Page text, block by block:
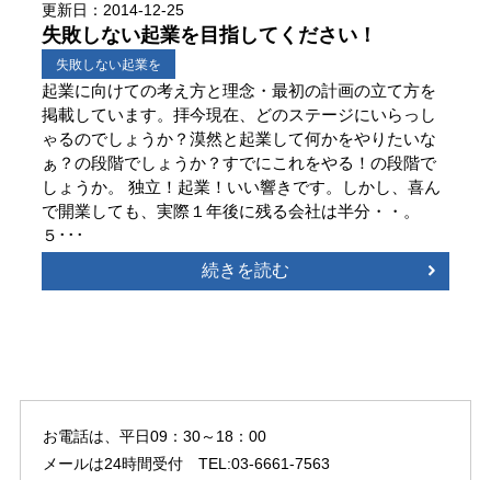
更新日：2014-12-25
失敗しない起業を目指してください！
起業に向けての考え方と理念・最初の計画の立て方を
掲載しています。拝今現在、どのステージにいらっし
ゃるのでしょうか？漠然と起業して何かをやりたいな
ぁ？の段階でしょうか？すでにこれをやる！の段階で
しょうか。 独立！起業！いい響きです。しかし、喜ん
で開業しても、実際１年後に残る会社は半分・・。
５･･･
失敗しない起業を
続きを読む
お電話は、平日09：30～18：00
メールは24時間受付 TEL:03-6661-7563